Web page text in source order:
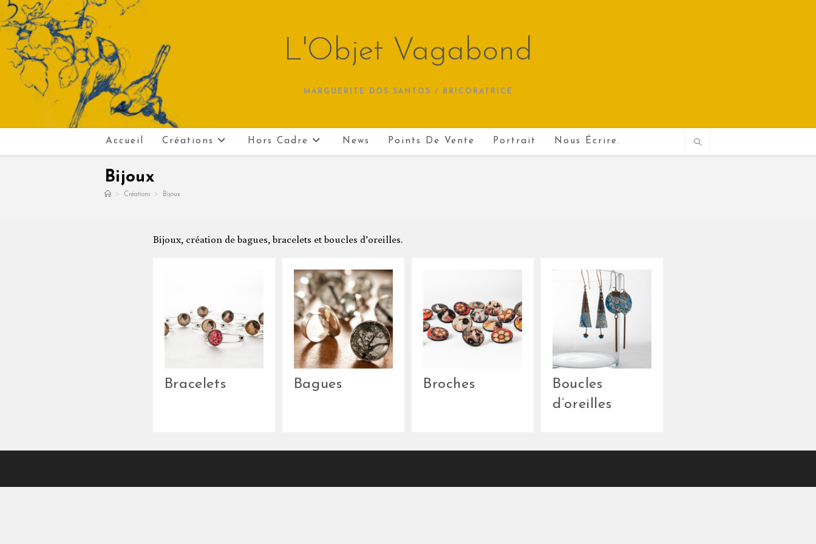
Skip
to
content
L'Objet Vagabond
MARGUERITE DOS SANTOS / BRICORATRICE
Accueil Créations Hors Cadre News Points De Vente Portrait Nous Écrire.
Bijoux
> Créations > Bijoux
Bijoux, création de bagues, bracelets et boucles d’oreilles.
Bracelets Bagues Broches
Boucles
d’oreilles